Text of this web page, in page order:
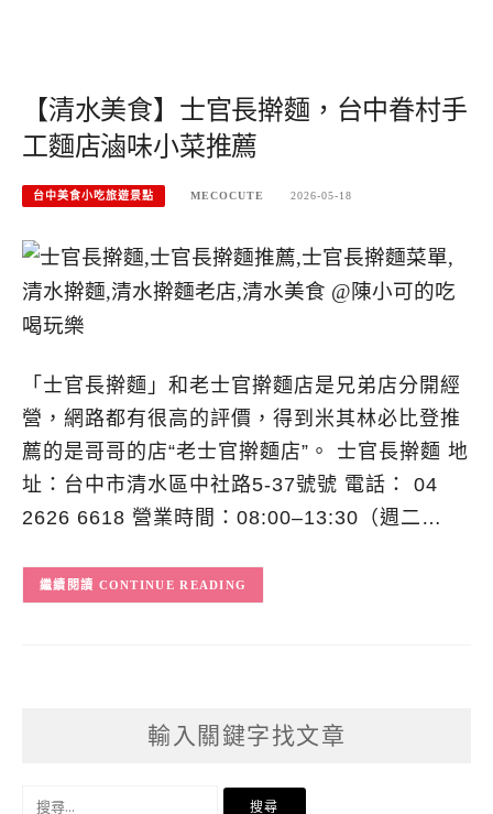
【清水美食】士官長擀麵，台中眷村手
工麵店滷味小菜推薦
台中美食小吃旅遊景點 MECOCUTE 2026-05-18
「士官長擀麵」和老士官擀麵店是兄弟店分開經
營，網路都有很高的評價，得到米其林必比登推
薦的是哥哥的店“老士官擀麵店”。 士官長擀麵 地
址：台中市清水區中社路5-37號號 電話： 04
2626 6618 營業時間：08:00–13:30（週二…
CONTINUE READING
輸入關鍵字找文章
搜